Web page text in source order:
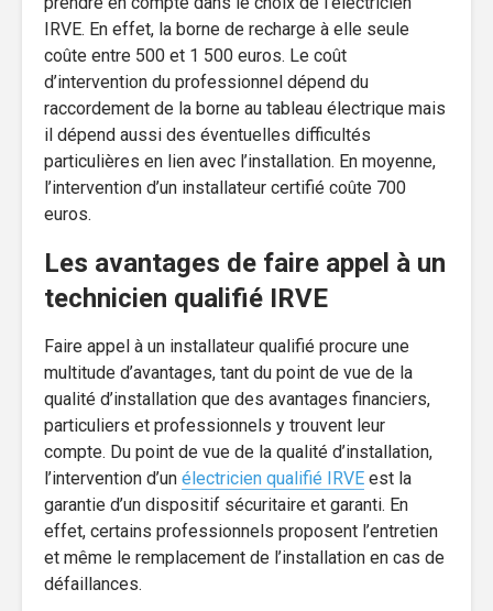
IRVE. En effet, la borne de recharge à elle seule
coûte entre 500 et 1 500 euros. Le coût
d’intervention du professionnel dépend du
raccordement de la borne au tableau électrique mais
il dépend aussi des éventuelles difficultés
particulières en lien avec l’installation. En moyenne,
l’intervention d’un installateur certifié coûte 700
euros.
Les avantages de faire appel à un
technicien qualifié IRVE
Faire appel à un installateur qualifié procure une
multitude d’avantages, tant du point de vue de la
qualité d’installation que des avantages financiers,
particuliers et professionnels y trouvent leur
compte. Du point de vue de la qualité d’installation,
l’intervention d’un électricien qualifié IRVE est la
garantie d’un dispositif sécuritaire et garanti. En
effet, certains professionnels proposent l’entretien
et même le remplacement de l’installation en cas de
défaillances.